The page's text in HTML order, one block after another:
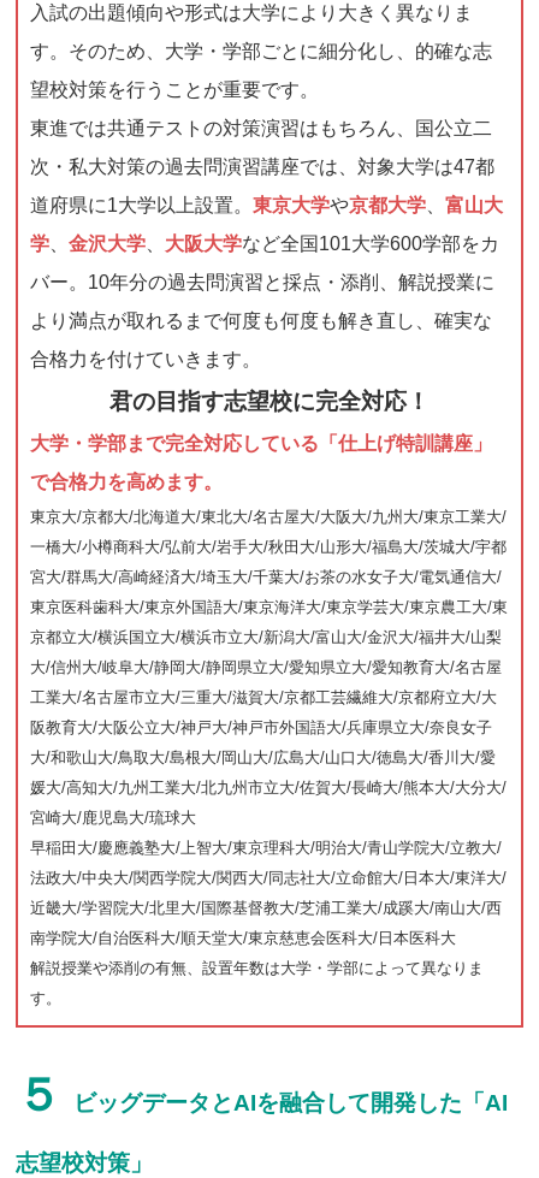
入試の出題傾向や形式は大学により大きく異なりま
す。そのため、大学・学部ごとに細分化し、的確な志
望校対策を行うことが重要です。
東進では共通テストの対策演習はもちろん、国公立二
次・私大対策の過去問演習講座では、対象大学は47都
道府県に1大学以上設置。東京大学や京都大学 、富山大
学 、金沢大学 大阪大学など全国101大学600学部をカ
バー。10年分の過去問演習と採点・添削、解説授業に
より満点が取れるまで何度も何度も解き直し、確実な
合格力を付けていきます。
君の目指す志望校に完全対応！
大学・学部まで完全対応している「仕上げ特訓講座」
で合格力を高めます。
東京大/京都大/北海道大/東北大/名古屋大/大阪大/九州大/東京工業大/
一橋大/小樽商科大/弘前大/岩手大/秋田大/山形大/福島大/茨城大/宇都
宮大/群馬大/高崎経済大/埼玉大/千葉大/お茶の水女子大/電気通信大/
東京医科歯科大/東京外国語大/東京海洋大/東京学芸大/東京農工大/東
京都立大/横浜国立大/横浜市立大/新潟大/富山大/金沢大/福井大/山梨
大/信州大/岐阜大/静岡大/静岡県立大/愛知県立大/愛知教育大/名古屋
工業大/名古屋市立大/三重大/滋賀大/京都工芸繊維大/京都府立大/大
阪教育大/大阪公立大/神戸大/神戸市外国語大/兵庫県立大/奈良女子
大/和歌山大/鳥取大/島根大/岡山大/広島大/山口大/徳島大/香川大/愛
媛大/高知大/九州工業大/北九州市立大/佐賀大/長崎大/熊本大/大分大/
宮崎大/鹿児島大/琉球大
早稲田大/慶應義塾大/上智大/東京理科大/明治大/青山学院大/立教大/
法政大/中央大/関西学院大/関西大/同志社大/立命館大/日本大/東洋大/
近畿大/学習院大/北里大/国際基督教大/芝浦工業大/成蹊大/南山大/西
南学院大/自治医科大/順天堂大/東京慈恵会医科大/日本医科大
解説授業や添削の有無、設置年数は大学・学部によって異なりま
す。
５ ビッグデータとAIを融合して開発した「AI
志望校対策」